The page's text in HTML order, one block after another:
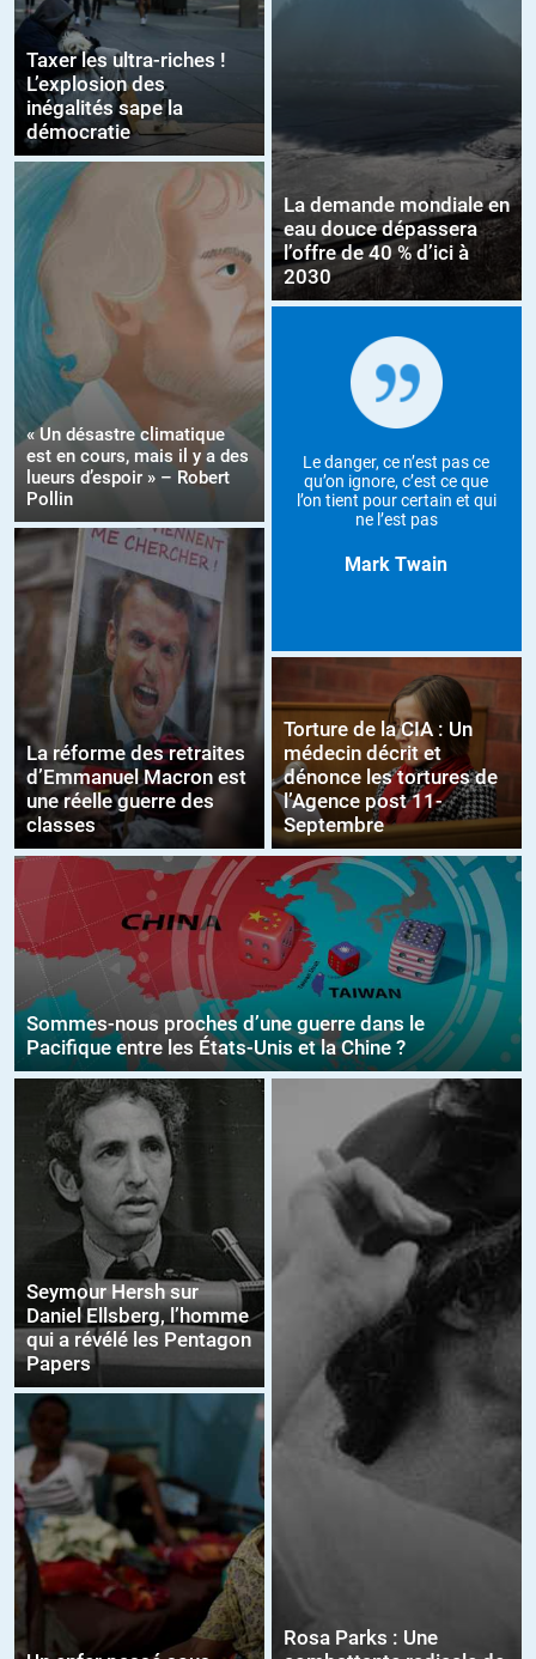
Taxer les ultra-riches !
L’explosion des
inégalités sape la
démocratie
« Un désastre climatique
est en cours, mais il y a des
lueurs d’espoir » – Robert
Pollin
La réforme des retraites
d’Emmanuel Macron est
une réelle guerre des
classes
La demande mondiale en
eau douce dépassera
l’offre de 40 % d’ici à
2030
Le danger, ce n’est pas ce
qu’on ignore, c’est ce que
l’on tient pour certain et qui
ne l’est pas
Mark Twain
Torture de la CIA : Un
médecin décrit et
dénonce les tortures de
l’Agence post 11-
Septembre
Sommes-nous proches d’une guerre dans le
Pacifique entre les États-Unis et la Chine ?
Seymour Hersh sur
Daniel Ellsberg, l’homme
qui a révélé les Pentagon
Papers
Rosa Parks : Une